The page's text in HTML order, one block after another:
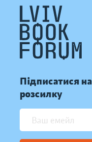
Підписатися
розсилку